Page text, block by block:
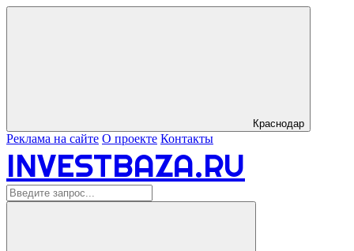
Краснодар
Реклама на сайте О проекте Контакты
INVESTBAZA.RU